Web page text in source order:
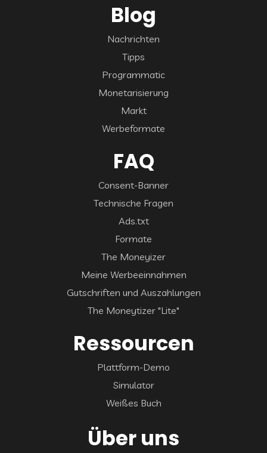
Blog
Nachrichten
Tipps
Programmatic
Monetarisierung
Markt
Werbeformate
FAQ
Consent-Banner
Technische Fragen
Ads.txt
Formate
The Moneyizer
Meine Werbeeinnahmen
Gutschriften und Auszahlungen
The Moneytizer "Lite"
Ressourcen
Plattform-Demo
Simulator
Weißes Buch
Über uns